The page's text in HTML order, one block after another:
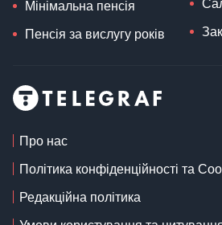
Мінімальна пенсія
Пенсія за вислугу років
Про нас
Політика конфіденційності та
Редакційна політика